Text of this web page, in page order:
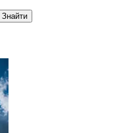
Знайти